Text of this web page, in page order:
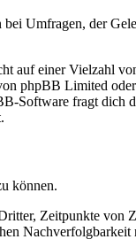
Umfragen, der
auf einer Vielzahl
phpBB Limited
Software fragt dich
können.
Zeitpunkte
Nachverfolgbarkeit